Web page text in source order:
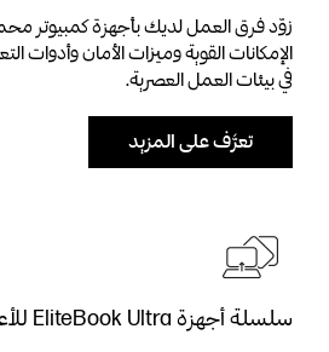
زوّد فرق العمل لديك بأجهزة كمبيوتر
الإمكانات القوية وميزات الأمان وأدوات
في بيئات العمل العصرية.
تعرَّف على المزيد
سلسلة أجهزة EliteBook Ultra للأعمال